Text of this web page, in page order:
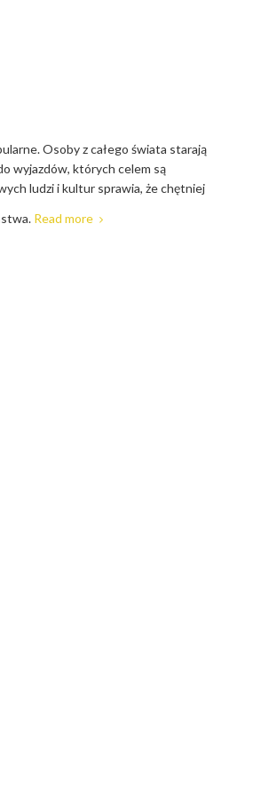
Osoby z całego świata starają
wyjazdów, których celem są
ludzi i kultur sprawia, że chętniej
Read more